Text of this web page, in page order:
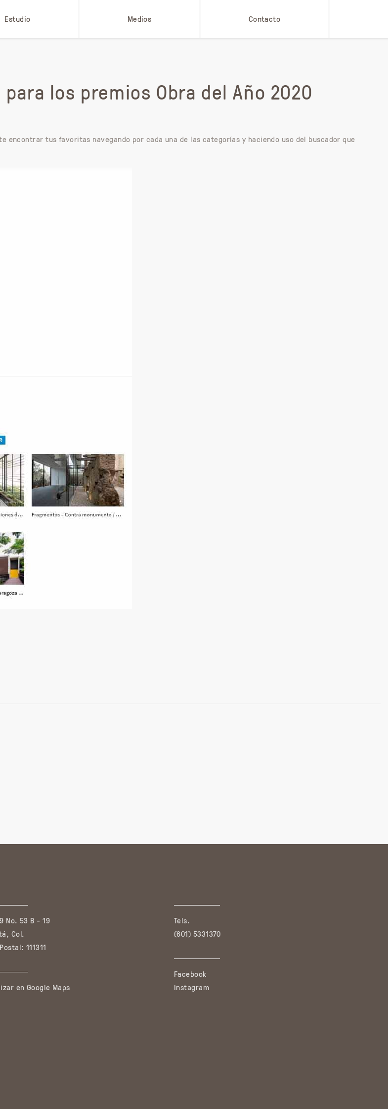
Estudio Medios Contacto
los premios Obra del Año 2020
encontrar tus favoritas navegando por cada una de las categorías y haciendo uso del buscador que
No. 53 B - 19
Col.
111311
en Google Maps
Tels.
(601) 5331370
Facebook
Instagram